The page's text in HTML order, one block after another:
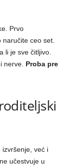
Prvo
ceo set.
li je sve čitljivo.
nerve. Proba pre
izvršenje, već i
učestvuje u